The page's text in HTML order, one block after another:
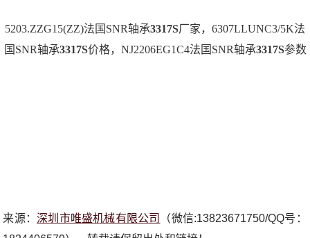
5203.ZZG15(ZZ)法国SNR轴承3317S厂家，6307LLUNC3/5K法
国SNR轴承3317S价格，NJ2206EG1C4法国SNR轴承3317S参数
来源：深圳市唯盛机械有限公司
（微信:13823671750/QQ号：